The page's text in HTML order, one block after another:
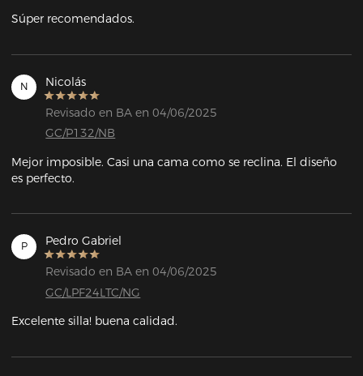
Súper recomendados.
N Nicolás
Revisado en BA en 04/06/2025
GC/P132/NB
Mejor imposible. Casi una cama como se reclina. El diseño
es perfecto.
P Pedro Gabriel
Revisado en BA en 04/06/2025
GC/LPF24LTC/NG
Excelente silla! buena calidad.